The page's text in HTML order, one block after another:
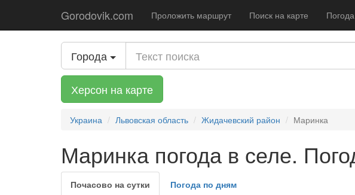
Gorodovik.com Проложить маршрут Поиск на карте
Города
Херсон на карте
Украина Львовская область Жидачевский район Маринка
Маринка погода в селе.
Почасово на сутки Погода по дням